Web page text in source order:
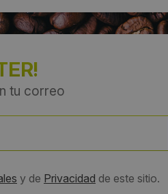
tu correo
y de Privacidad de este sitio.